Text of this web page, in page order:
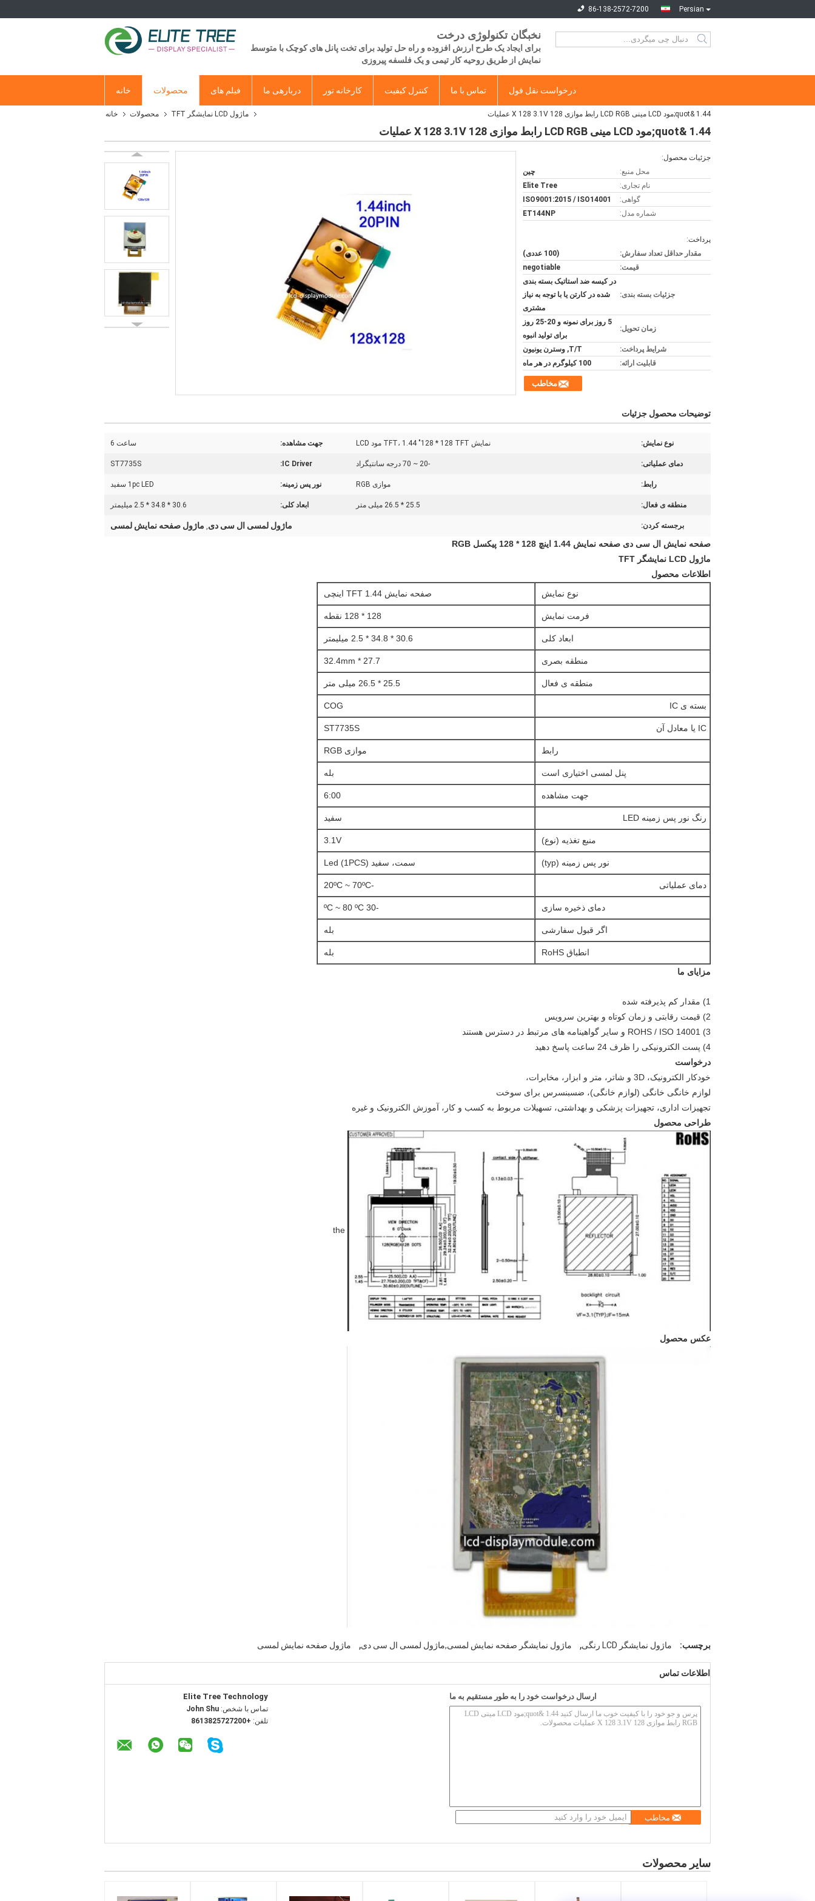
Persian
86-138-2572-7200
نخبگان تکنولوژی درخت
برای ایجاد یک طرح ارزش افزوده و راه حل تولید برای تخت پانل های کوچک با متوسط
​​نمایش از طریق روحیه کار تیمی و یک فلسفه پیروزی
خانه محصولات فیلم های دربارهی ما کارخانه تور کنترل کیفیت تماس با ما درخواست نقل قول
خانه محصولات ماژول LCD نمایشگر TFT 1.44 &quot;مود LCD مینی LCD RGB رابط موازی 128 X 128 3.1V عملیات
1.44 &quot;مود LCD مینی LCD RGB رابط موازی 128 X 128 3.1V عملیات
جزئیات محصول:
محل منبع:
چین
نام تجاری:
Elite Tree
گواهی:
ISO9001:2015 / ISO14001
شماره مدل:
ET144NP
پرداخت:
مقدار حداقل تعداد سفارش:
(100 عددی)
قیمت:
negotiable
جزئیات بسته بندی:
در کیسه ضد استاتیک بسته بندی
شده در کارتن یا با توجه به نیاز
مشتری
زمان تحویل:
5 روز برای نمونه و 20-25 روز
برای تولید انبوه
شرایط پرداخت:
T/T, وسترن یونیون
قابلیت ارائه:
100 کیلوگرم در هر ماه
مخاطب
توضیحات محصول جزئیات
نوع نمایش: نمایش TFT، 1.44 "128 * 128 TFT مود LCD جهت مشاهده: ساعت 6
دمای عملیاتی: -20 ~ 70 درجه سانتیگراد IC Driver:
ST7735S
رابط: موازی RGB نور پس زمینه: 1pc LED سفید
منطقه ی فعال: 25.5 * 26.5 میلی متر ابعاد کلی: 30.6 * 34.8 * 2.5 میلیمتر
برجسته کردن: ماژول لمسی ال سی دی, ماژول صفحه نمایش لمسی
صفحه نمایش ال سی دی صفحه نمایش 1.44 اینچ 128 * 128 پیکسل RGB
ماژول LCD نمایشگر TFT
اطلاعات محصول
نوع نمایش
صفحه نمایش TFT 1.44 اینچی
فرمت نمایش 128 * 128 نقطه
ابعاد کلی 30.6 * 34.8 * 2.5 میلیمتر
منطقه بصری 27.7 * 32.4mm
منطقه ی فعال 25.5 * 26.5 میلی متر
بسته ی IC COG
IC یا معادل آن ST7735S
رابط موازی RGB
پنل لمسی اختیاری است بله
جهت مشاهده 6:00
رنگ نور پس زمینه LED سفید
منبع تغذیه (نوع) 3.1V
نور پس زمینه (typ) سمت، سفید Led (1PCS)
دمای عملیاتی -20ºC ~ 70ºC
دمای ذخیره سازی -30 ºC ~ 80 ºC
اگر قبول سفارشی بله
انطباق RoHS
بله
مزایای ما
1) مقدار کم پذیرفته شده
2) قیمت رقابتی و زمان کوتاه و بهترین سرویس
3) ROHS / ISO 14001 و سایر گواهینامه های مرتبط در دسترس هستند
4) پست الکترونیکی را ظرف 24 ساعت پاسخ دهید
درخواست
خودکار الکترونیک، 3D و شاتر، متر و ابزار، مخابرات،
لوازم خانگی خانگی (لوازم خانگی)، ضسبنسرس برای سوخت
تجهیزات اداری، تجهیزات پزشکی و بهداشتی، تسهیلات مربوط به کسب و کار، آموزش الکترونیک و غیره
طراحی محصول
the
عکس محصول
برچسب: ماژول نمایشگر LCD رنگی , ماژول نمایشگر صفحه نمایش لمسی,ماژول لمسی ال سی دی, ماژول صفحه نمایش لمسی
اطلاعات تماس
Elite Tree Technology
تماس با شخص: John Shu
تلفن: +8613825727200
ارسال درخواست خود را به طور مستقیم به ما
مخاطب
سایر محصولات